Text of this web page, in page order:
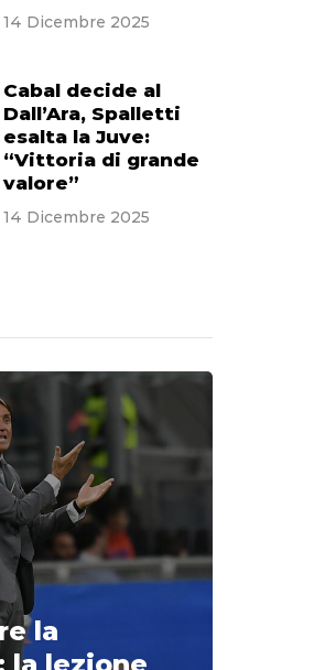
14 Dicembre 2025
Cabal decide al
Dall’Ara, Spalletti
esalta la Juve:
“Vittoria di grande
valore”
14 Dicembre 2025
la